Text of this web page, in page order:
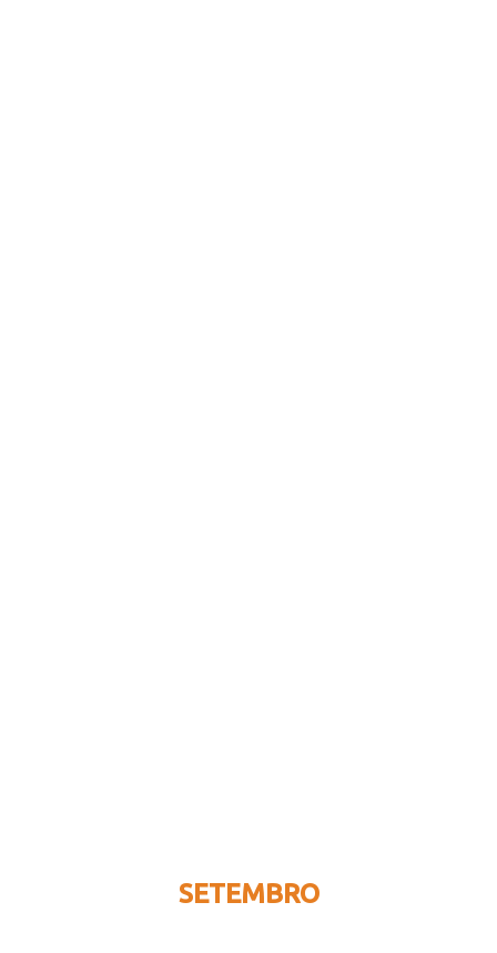
SETEMBRO